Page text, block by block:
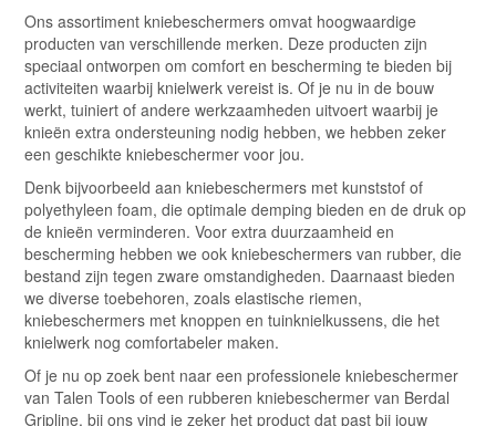
Ons assortiment kniebeschermers omvat hoogwaardige
producten van verschillende merken. Deze producten zijn
speciaal ontworpen om comfort en bescherming te bieden bij
activiteiten waarbij knielwerk vereist is. Of je nu in de bouw
werkt, tuiniert of andere werkzaamheden uitvoert waarbij je
knieën extra ondersteuning nodig hebben, we hebben zeker
een geschikte kniebeschermer voor jou.
Denk bijvoorbeeld aan kniebeschermers met kunststof of
polyethyleen foam, die optimale demping bieden en de druk op
de knieën verminderen. Voor extra duurzaamheid en
bescherming hebben we ook kniebeschermers van rubber, die
bestand zijn tegen zware omstandigheden. Daarnaast bieden
we diverse toebehoren, zoals elastische riemen,
kniebeschermers met knoppen en tuinknielkussens, die het
knielwerk nog comfortabeler maken.
Of je nu op zoek bent naar een professionele kniebeschermer
van Talen Tools of een rubberen kniebeschermer van Berdal
Gripline, bij ons vind je zeker het product dat past bij jouw